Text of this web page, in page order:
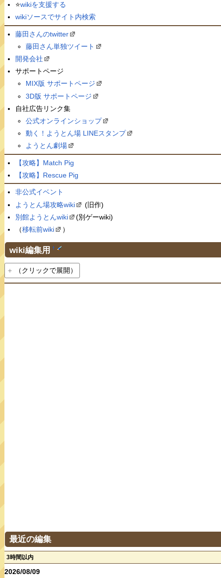
⭐️wikiを支援する
wikiソースでサイト内検索
藤田さんのtwitter
藤田さん単独ツイート
開発会社
サポートページ
MIX版 サポートページ
3D版 サポートページ
自社広告リンク集
公式オンラインショップ
動く！ようとん場 LINEスタンプ
ようとん劇場
【攻略】Match Pig
【攻略】Rescue Pig
非公式イベント
ようとん場攻略wiki
(旧作)
別館ようとんwiki
(別ゲーwiki)
（移転前wiki ）
wiki編集用 †
（クリックで展開）
最近の編集
3時間以内
2026/08/09